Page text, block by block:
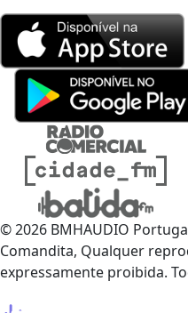
© 2026 BMHAUDIO
Comandita, Qualquer
expressamente proibida.